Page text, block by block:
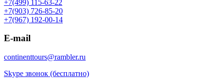
+7(499) 115-63-22
+7(903) 726-85-20
+7(967) 192-00-14
E-mail
continenttours@rambler.ru
Skype звонок (бесплатно)